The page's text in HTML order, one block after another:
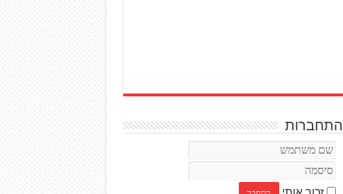
התחברות